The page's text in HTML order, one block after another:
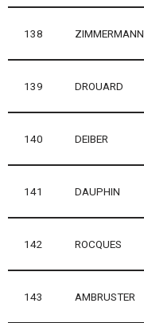
138 ZIMMERMANN
139 DROUARD
140 DEIBER
141 DAUPHIN
142 ROCQUES
143 AMBRUSTER